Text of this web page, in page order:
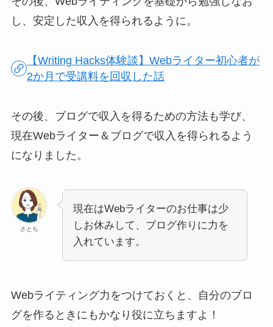
し、安定した収入を得られるように。
【Writing Hacks体験談】Webライター初心者が
2か月で受講料を回収した話
その後、ブログで収入を得るための方法も学び、
現在Webライター＆ブログで収入を得られるよう
になりました。
さとち
現在はWebライターのお仕事は少
しお休みして、ブログ作りに力を
入れています。
Webライティング力をつけておくと、自分のブロ
グを作るときにもかなり役に立ちますよ！